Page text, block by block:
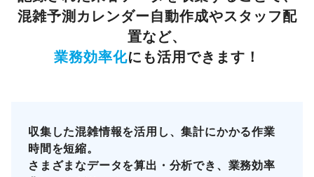
混雑予測カレンダー自動作成やスタッフ配
置など、
業務効率化にも活用できます！
収集した混雑情報を活用し、集計にかかる作業
時間を短縮。
さまざまなデータを算出・分析でき、業務効率